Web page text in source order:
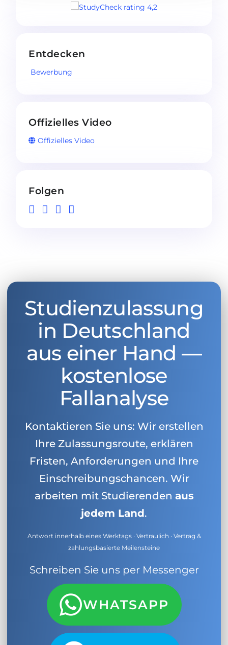
Entdecken
Bewerbung
Offizielles Video
Offizielles Video
Folgen
Studienzulassung
in Deutschland
aus einer Hand —
kostenlose
Fallanalyse
Kontaktieren Sie uns: Wir erstellen
Ihre Zulassungsroute, erklären
Fristen, Anforderungen und Ihre
Einschreibungschancen. Wir
arbeiten mit Studierenden aus
jedem Land.
Antwort innerhalb eines Werktags · Vertraulich · Vertrag &
zahlungsbasierte Meilensteine
Schreiben Sie uns per Messenger
WHATSAPP